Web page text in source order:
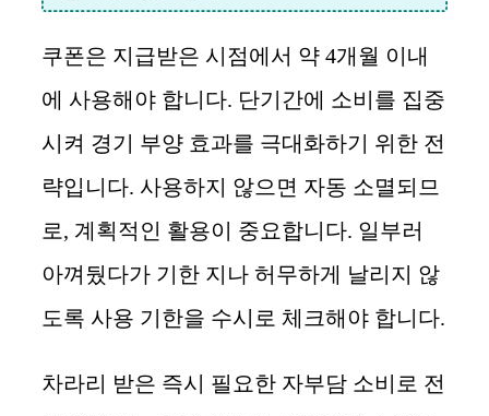
쿠폰은 지급받은 시점에서 약 4개월 이내
에 사용해야 합니다. 단기간에 소비를 집중
시켜 경기 부양 효과를 극대화하기 위한 전
략입니다. 사용하지 않으면 자동 소멸되므
로, 계획적인 활용이 중요합니다. 일부러
아껴뒀다가 기한 지나 허무하게 날리지 않
도록 사용 기한을 수시로 체크해야 합니다.
차라리 받은 즉시 필요한 자부담 소비로 전